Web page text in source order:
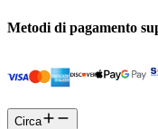
Metodi di pagamento
Circa